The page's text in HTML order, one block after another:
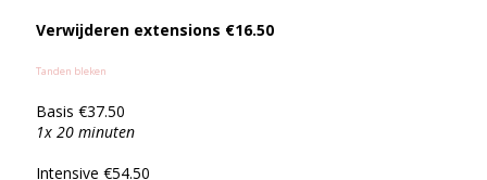
Verwijderen extensions €16.50
Tanden bleken
Basis €37.50
1x 20 minuten
Intensive €54.50